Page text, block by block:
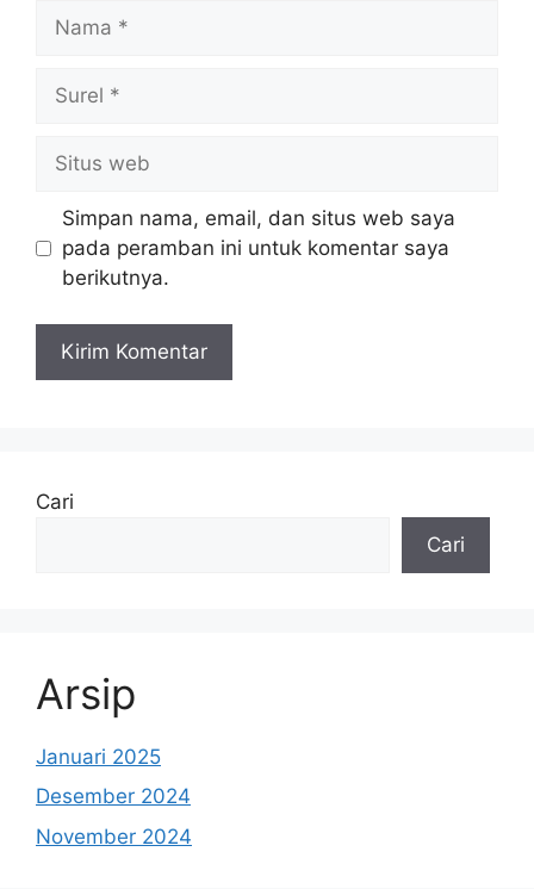
Nama
Surel
Situs
web
Simpan nama, email, dan situs web saya
pada peramban ini untuk komentar saya
berikutnya.
Cari
Cari
Arsip
Januari 2025
Desember 2024
November 2024